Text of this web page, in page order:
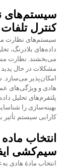
سیستم‌های
کنترل
سیستم‌های نظارت
داده‌های بلادرنگ،
می‌بخشند. نظارت
مشکلات در حال
امکان‌پذیر
هادی و ویژگی‌های
پلتفرم‌های تحلیل
بهینه‌سازی را
کارایی سیستم تأثیر
انتخاب
سیم‌کشی
انتخاب مادهٔ هادی